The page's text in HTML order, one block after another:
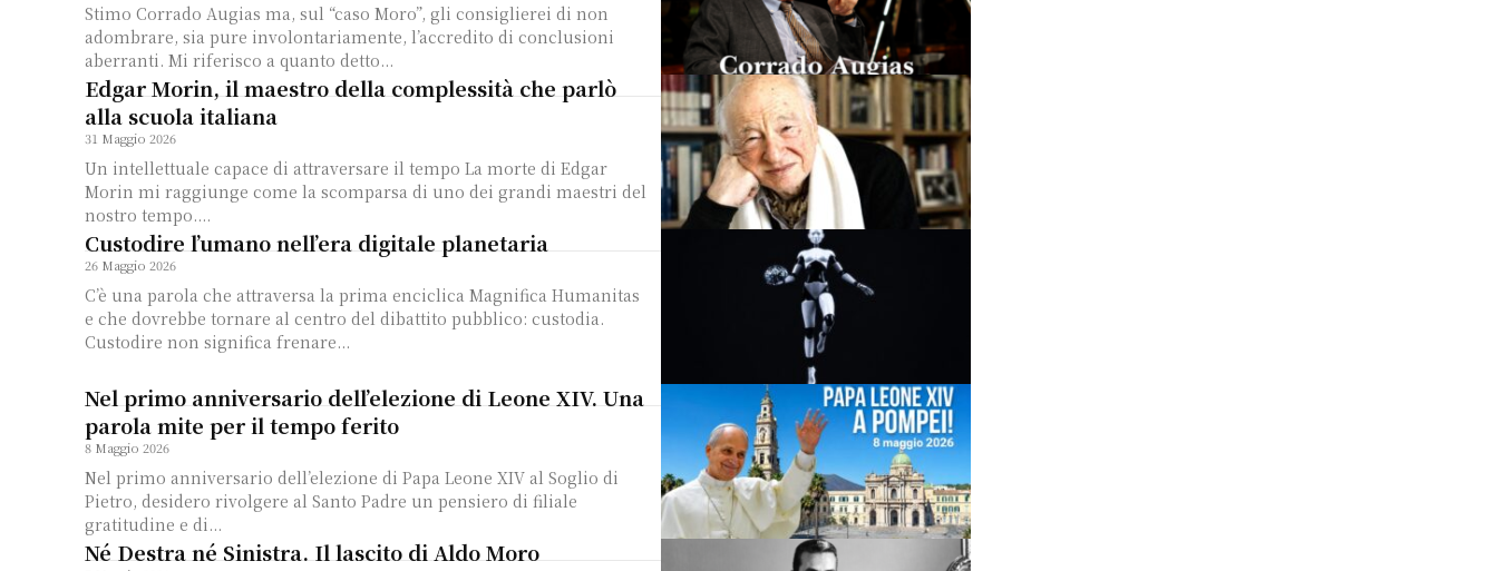
Stimo Corrado Augias ma, sul “caso Moro”, gli consiglierei di non
adombrare, sia pure involontariamente, l’accredito di conclusioni
aberranti. Mi riferisco a quanto detto...
Edgar Morin, il maestro della complessità che parlò
alla scuola italiana
31 Maggio 2026
Un intellettuale capace di attraversare il tempo La morte di Edgar
Morin mi raggiunge come la scomparsa di uno dei grandi maestri del
nostro tempo....
Custodire l’umano nell’era digitale planetaria
26 Maggio 2026
C’è una parola che attraversa la prima enciclica Magnifica Humanitas
e che dovrebbe tornare al centro del dibattito pubblico: custodia.
Custodire non significa frenare...
Nel primo anniversario dell’elezione di Leone XIV. Una
parola mite per il tempo ferito
8 Maggio 2026
Nel primo anniversario dell’elezione di Papa Leone XIV al Soglio di
Pietro, desidero rivolgere al Santo Padre un pensiero di filiale
gratitudine e di...
Né Destra né Sinistra. Il lascito di Aldo Moro